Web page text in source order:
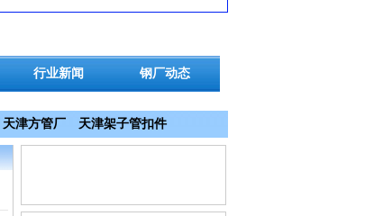
行业新闻 钢厂动态
天津方管厂 天津架子管扣件